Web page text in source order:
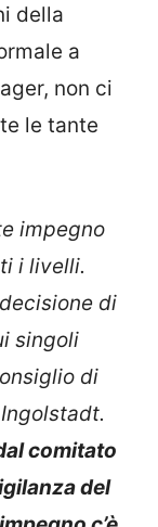
della
a
non ci
le tante
impegno
i livelli.
di
singoli
di
comitato
del